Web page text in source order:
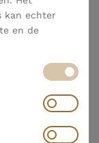
van
jaar op rij
voor het harde
die de lat
met hart en ziel
beleven in La
kan echter
en de
functioneren
uitgeschakeld
ingesteld